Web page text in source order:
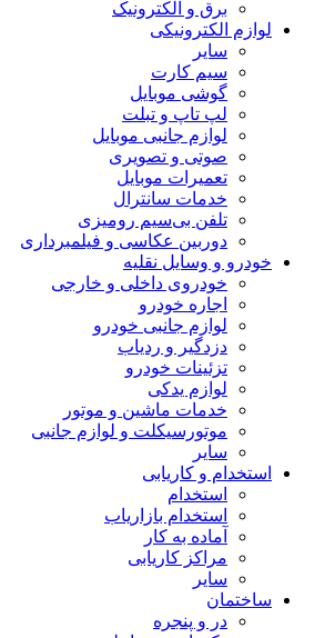
برق و الکترونیک
لوازم الکترونیکی
سایر
سیم کارت
گوشی موبایل
لپ تاپ و تبلت
لوازم جانبی موبایل
صوتی و تصویری
تعمیرات موبایل
خدمات سانترال
تلفن بی‌سیم رومیزی
دوربین عکاسی و فیلمبرداری
خودرو و وسایل نقلیه
خودروی داخلی و خارجی
اجاره خودرو
لوازم جانبی خودرو
دزدگیر و ردیاب
تزئینات خودرو
لوازم یدکی
خدمات ماشین و موتور
موتورسیکلت و لوازم جانبی
سایر
استخدام و کاریابی
استخدام
استخدام بازاریاب
آماده به کار
مراکز کاریابی
سایر
ساختمان
در و پنجره